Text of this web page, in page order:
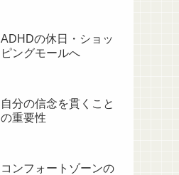
ADHDの休日・ショッ
ピングモールへ
自分の信念を貫くこと
の重要性
コンフォートゾーンの